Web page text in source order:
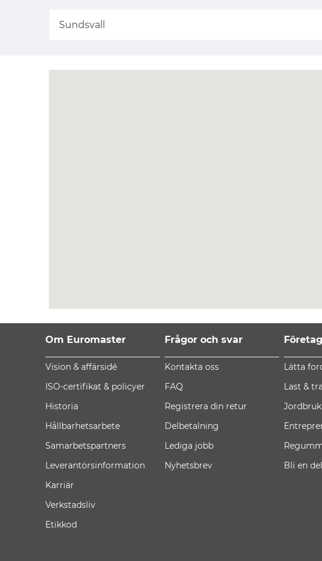
Om Euromaster
Vision & affärsidé
ISO-certifikat & policyer
Historia
Hållbarhetsarbete
Samarbetspartners
Leverantörsinformation
Karriär
Verkstadsliv
Etikkod
Frågor och svar
Kontakta oss
FAQ
Registrera din retur
Delbetalning
Lediga jobb
Nyhetsbrev
Företag
Lätta
Last &
Jordbruk
Bli en